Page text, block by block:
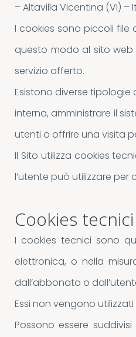
– Altavilla Vicentina (VI) –
I cookies sono piccoli file
questo modo al sito web
servizio offerto.
Esistono diverse tipologie
interna, amministrare il
utenti o offrire una visita
Il Sito utilizza cookies
l’utente può utilizzare per
Cookies tecnici
I cookies tecnici sono
elettronica, o nella
dall’abbonato o
Essi non vengono
Possono essere